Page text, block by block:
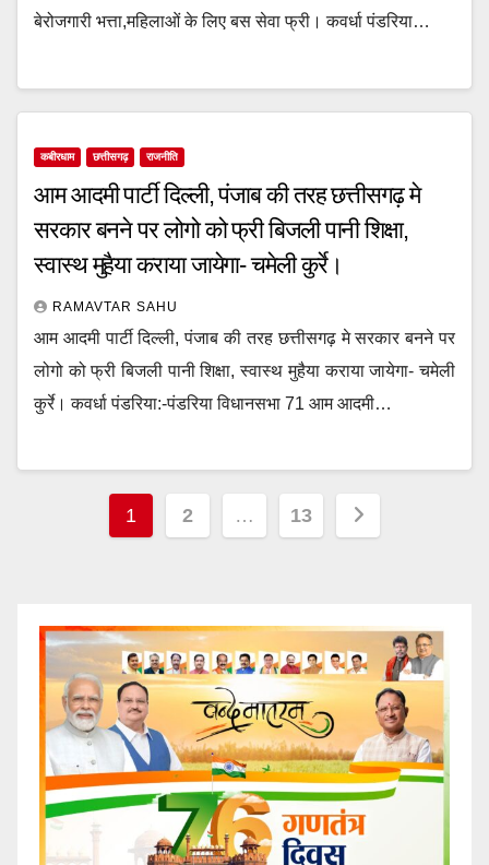
बेरोजगारी भत्ता,महिलाओं के लिए बस सेवा फ्री। कवर्धा पंडरिया…
कबीरधाम छत्तीसगढ़ राजनीति
आम आदमी पार्टी दिल्ली, पंजाब की तरह छत्तीसगढ़ मे
सरकार बनने पर लोगो को फ्री बिजली पानी शिक्षा,
स्वास्थ मुहैया कराया जायेगा- चमेली कुर्रे।
RAMAVTAR SAHU
आम आदमी पार्टी दिल्ली, पंजाब की तरह छत्तीसगढ़ मे सरकार बनने पर
लोगो को फ्री बिजली पानी शिक्षा, स्वास्थ मुहैया कराया जायेगा- चमेली
कुर्रे। कवर्धा पंडरिया:-पंडरिया विधानसभा 71 आम आदमी…
Posts
1 2 … 13